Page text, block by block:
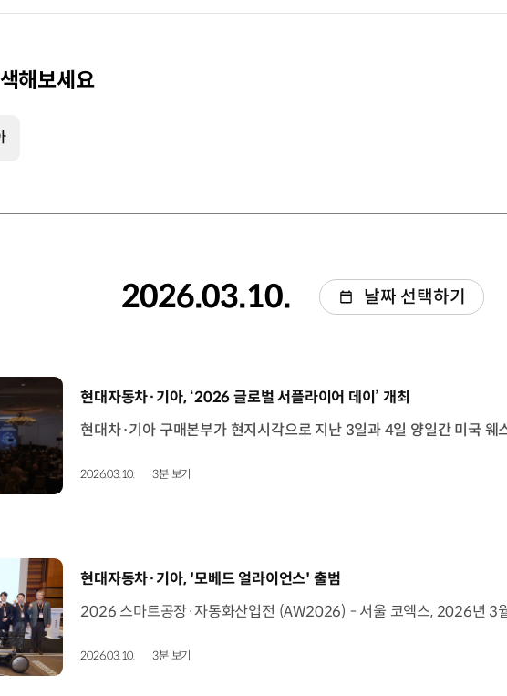
해보세요
2026.03.10. 날짜 선택하기
[동영상]
현대자동차·기아, ‘2026 글로벌 서플라이어 데이’ 개최
2026.03.10. 3분 보기
[동영상]
현대자동차·기아, '모베드 얼라이언스' 출범
2026.03.10. 3분 보기